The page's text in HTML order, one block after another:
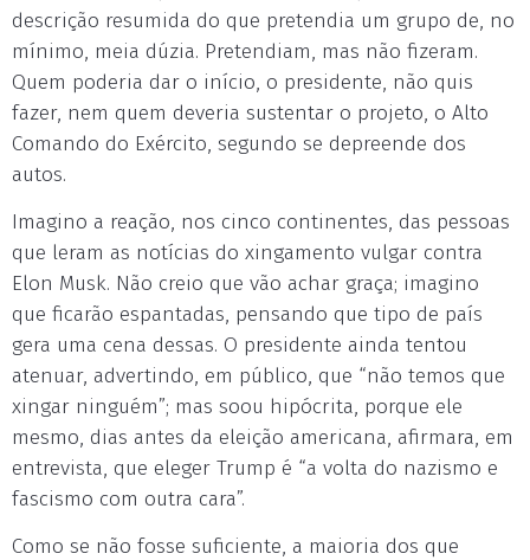
descrição resumida do que pretendia um grupo de, no
mínimo, meia dúzia. Pretendiam, mas não fizeram.
Quem poderia dar o início, o presidente, não quis
fazer, nem quem deveria sustentar o projeto, o Alto
Comando do Exército, segundo se depreende dos
autos.
Imagino a reação, nos cinco continentes, das pessoas
que leram as notícias do xingamento vulgar contra
Elon Musk. Não creio que vão achar graça; imagino
que ficarão espantadas, pensando que tipo de país
gera uma cena dessas. O presidente ainda tentou
atenuar, advertindo, em público, que “não temos que
xingar ninguém”; mas soou hipócrita, porque ele
mesmo, dias antes da eleição americana, afirmara, em
entrevista, que eleger Trump é “a volta do nazismo e
fascismo com outra cara”.
Como se não fosse suficiente, a maioria dos que